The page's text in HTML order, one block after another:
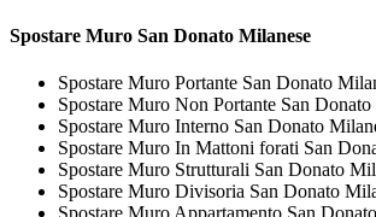
Spostare Muro San Donato Milanese
Spostare Muro Portante San Donato
Spostare Muro Non Portante San
Spostare Muro Interno San Donato
Spostare Muro In Mattoni forati San
Spostare Muro Strutturali San Donato
Spostare Muro Divisoria San Donato
Spostare Muro Appartamento San